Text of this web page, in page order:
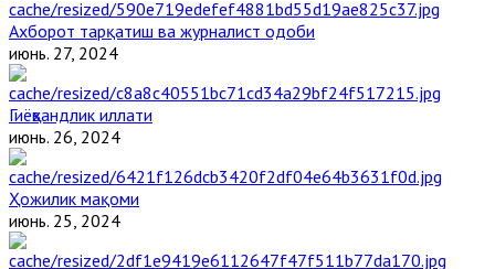
Ахборот тарқатиш ва журналист одоби
июнь. 27, 2024
Гиёҳвандлик иллати
июнь. 26, 2024
Ҳожилик мақоми
июнь. 25, 2024